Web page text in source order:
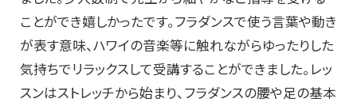
ことができ嬉しかったです。フラダンスで使う言葉や動き
が表す意味、ハワイの音楽等に触れながらゆったりした
気持ちでリラックスして受講することができました。レッ
スンはストレッチから始まり、フラダンスの腰や足の基本